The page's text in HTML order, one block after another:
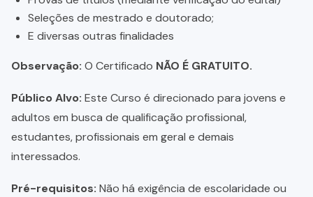
Seleções de mestrado e doutorado;
E diversas outras finalidades
Observação: O Certificado NÃO É GRATUITO.
Público Alvo: Este Curso é direcionado para jovens e
adultos em busca de qualificação profissional,
estudantes, profissionais em geral e demais
interessados.
Pré-requisitos: Não há exigência de escolaridade ou